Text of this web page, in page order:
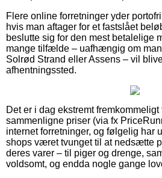
Flere online forretninger yder
hvis man aftager for et fastslået
beslutte sig for den mest betalelige
mange tilfælde – uafhængig om
Solrød Strand eller Assens – vil
afhentningssted.
Det er i dag ekstremt
sammenligne priser (via fx
internet forretninger, og følgelig har
shops været tvunget til at nedsætte
deres varer – til piger og drenge,
voldsomt, og endda nogle gange